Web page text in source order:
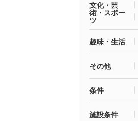
文化・芸
術・スポー
ツ
趣味・生活
その他
条件
施設条件